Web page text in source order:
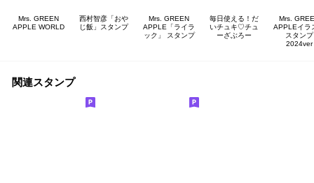
Mrs. GREEN
APPLE WORLD
西村智彦「おや
じ飯」スタンプ
Mrs. GREEN
APPLE「ライラ
ック」 スタンプ
毎日使える！だ
いチュキ♡チュ
ーざぶろー
Mrs.
APPLEイラ
スタンプ
2024ver
関連スタンプ